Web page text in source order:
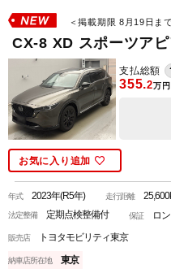
＜掲載期限 8月19日ま
CX-8 XD スポーツア
支払総額
355.2万円
お気に入り追加
年式2023年(R5年) 走行距離
法定整備定期点検整備付 保証ロン
販売店トヨタモビリティ東京
納車店所在地東京